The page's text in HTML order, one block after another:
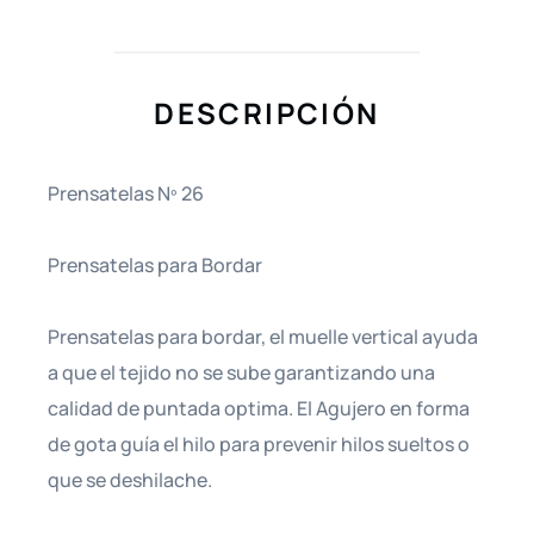
DESCRIPCIÓN
Prensatelas Nº 26
Prensatelas para Bordar
Prensatelas para bordar, el muelle vertical ayuda
a que el tejido no se sube garantizando una
calidad de puntada optima. El Agujero en forma
de gota guía el hilo para prevenir hilos sueltos o
que se deshilache.